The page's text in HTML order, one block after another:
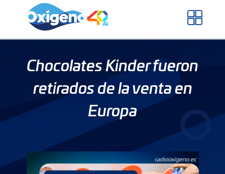
Chocolates Kinder fueron
retirados de la venta en
Europa